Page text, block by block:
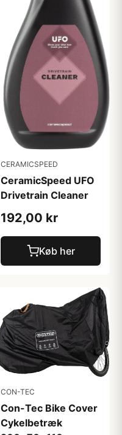
CERAMICSPEED
CeramicSpeed UFO
Drivetrain Cleaner
192,00 kr
Køb her
CON-TEC
Con-Tec Bike Cover
Cykelbetræk